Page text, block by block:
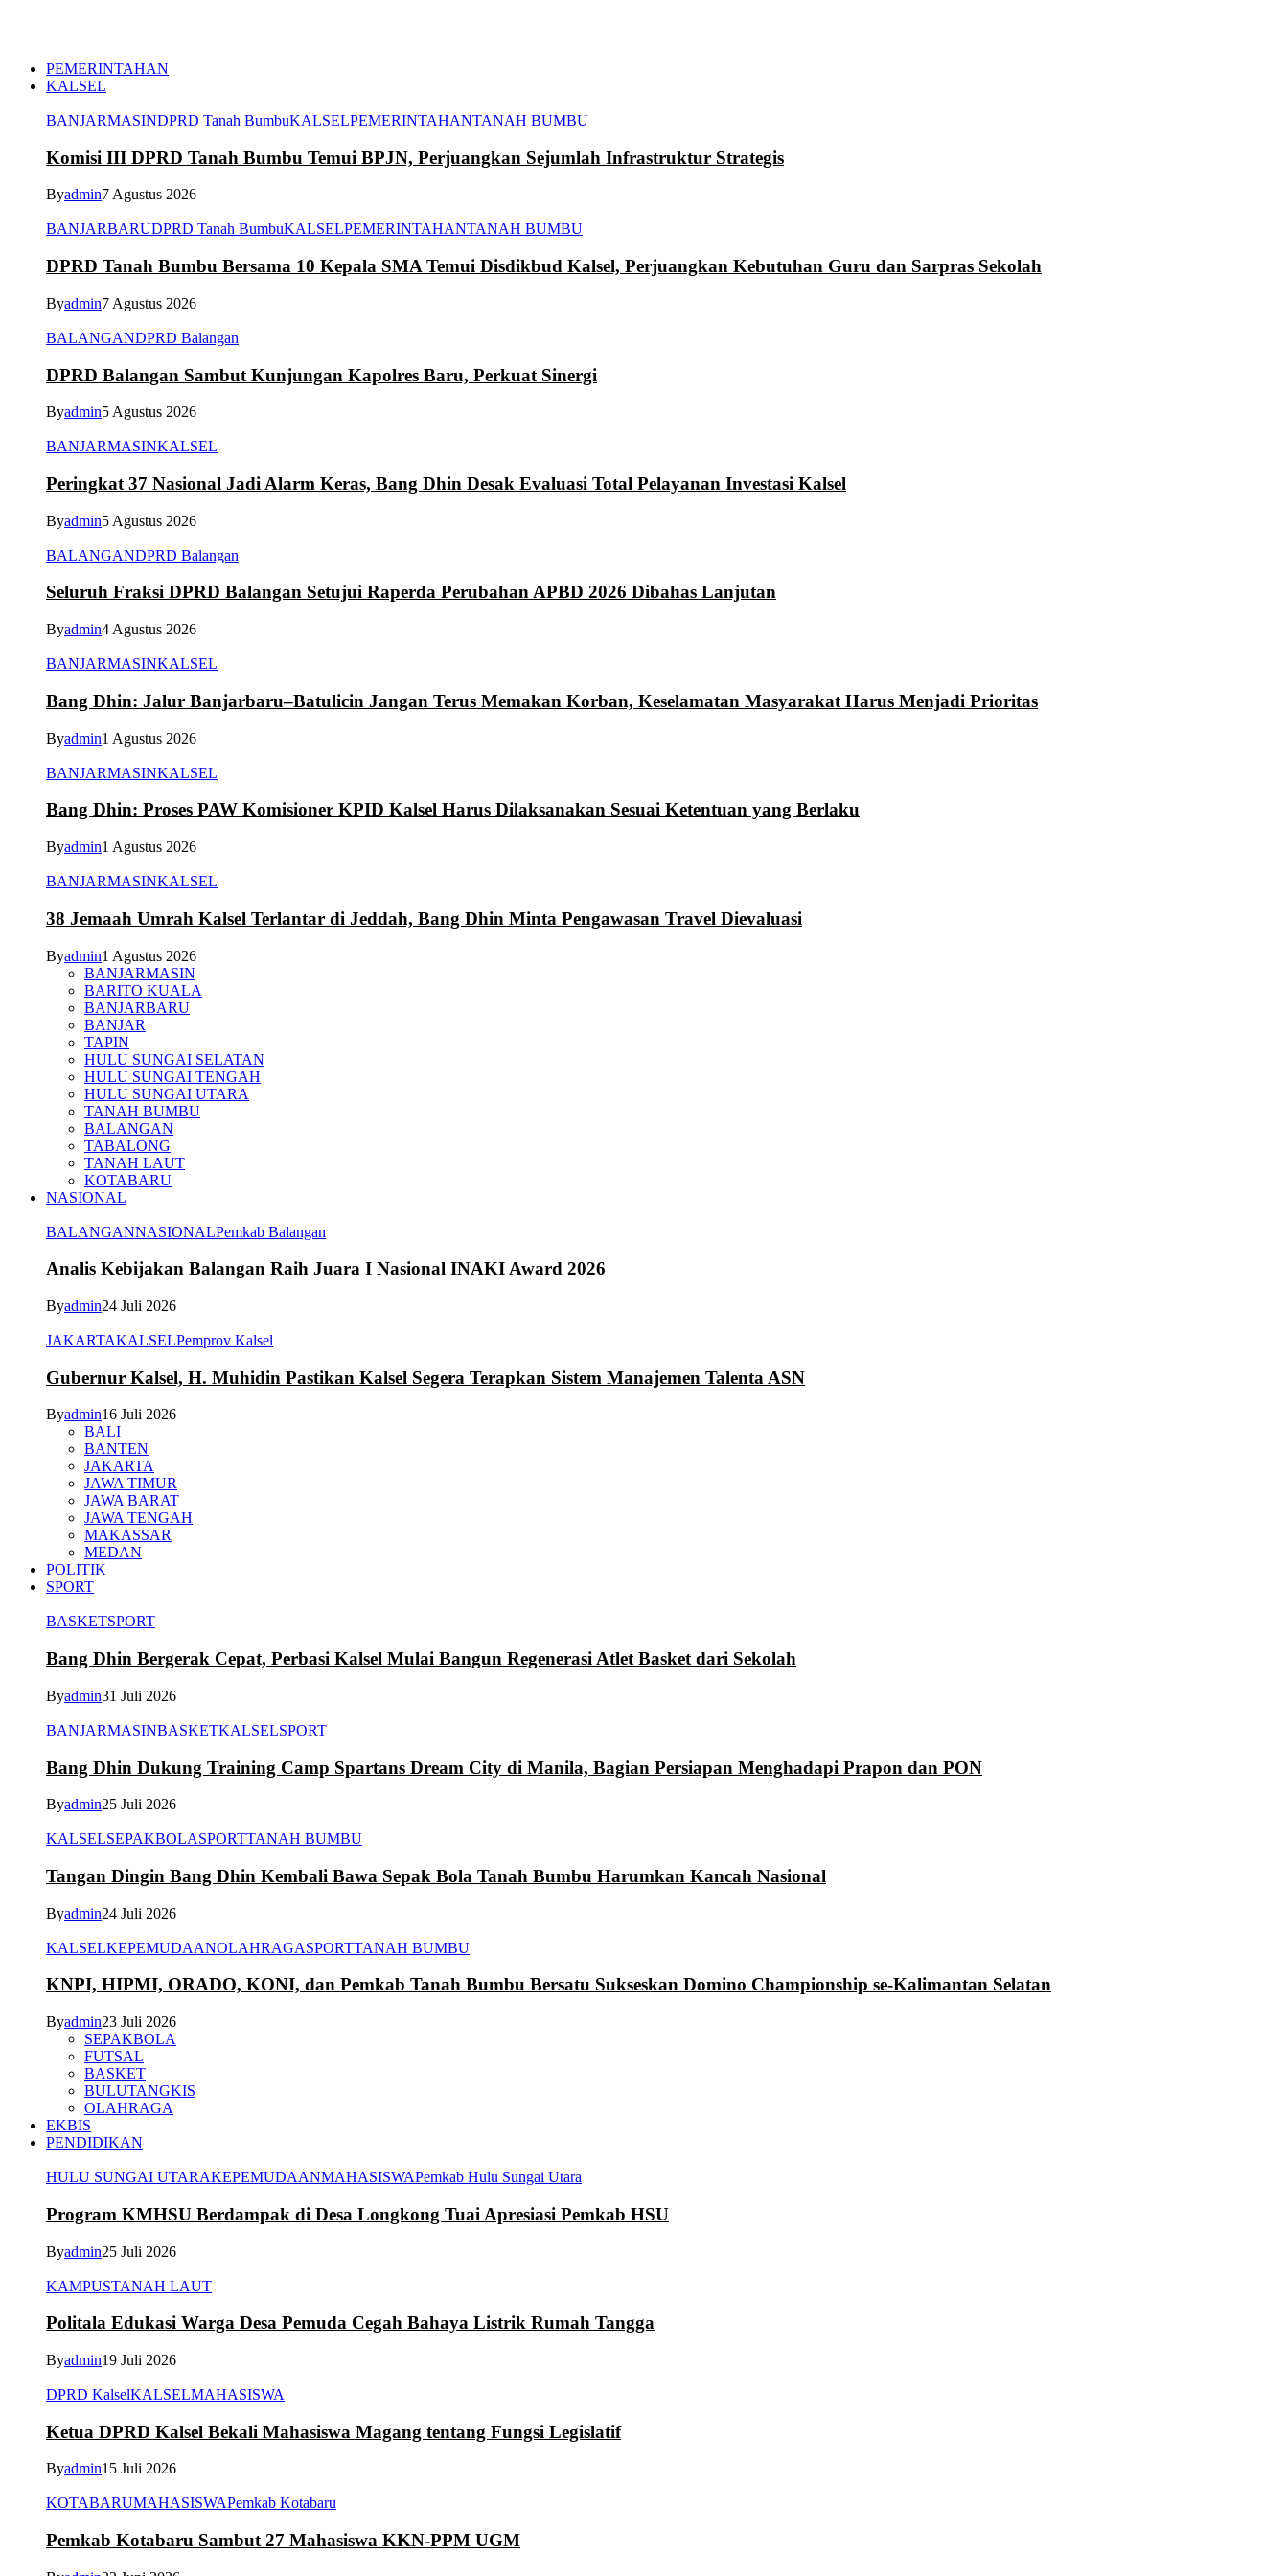
PEMERINTAHAN
KALSEL
BANJARMASINDPRD Tanah BumbuKALSELPEMERINTAHANTANAH BUMBU
Komisi III DPRD Tanah Bumbu Temui BPJN, Perjuangkan Sejumlah Infrastruktur Strategis
Byadmin7 Agustus 2026
BANJARBARUDPRD Tanah BumbuKALSELPEMERINTAHANTANAH BUMBU
DPRD Tanah Bumbu Bersama 10 Kepala SMA Temui Disdikbud Kalsel, Perjuangkan Kebutuhan Guru dan Sarpras Sekolah
Byadmin7 Agustus 2026
BALANGANDPRD Balangan
DPRD Balangan Sambut Kunjungan Kapolres Baru, Perkuat Sinergi
Byadmin5 Agustus 2026
BANJARMASINKALSEL
Peringkat 37 Nasional Jadi Alarm Keras, Bang Dhin Desak Evaluasi Total Pelayanan Investasi Kalsel
Byadmin5 Agustus 2026
BALANGANDPRD Balangan
Seluruh Fraksi DPRD Balangan Setujui Raperda Perubahan APBD 2026 Dibahas Lanjutan
Byadmin4 Agustus 2026
BANJARMASINKALSEL
Bang Dhin: Jalur Banjarbaru–Batulicin Jangan Terus Memakan Korban, Keselamatan Masyarakat Harus Menjadi Prioritas
Byadmin1 Agustus 2026
BANJARMASINKALSEL
Bang Dhin: Proses PAW Komisioner KPID Kalsel Harus Dilaksanakan Sesuai Ketentuan yang Berlaku
Byadmin1 Agustus 2026
BANJARMASINKALSEL
38 Jemaah Umrah Kalsel Terlantar di Jeddah, Bang Dhin Minta Pengawasan Travel Dievaluasi
Byadmin1 Agustus 2026
BANJARMASIN
BARITO KUALA
BANJARBARU
BANJAR
TAPIN
HULU SUNGAI SELATAN
HULU SUNGAI TENGAH
HULU SUNGAI UTARA
TANAH BUMBU
BALANGAN
TABALONG
TANAH LAUT
KOTABARU
NASIONAL
BALANGANNASIONALPemkab Balangan
Analis Kebijakan Balangan Raih Juara I Nasional INAKI Award 2026
Byadmin24 Juli 2026
JAKARTAKALSELPemprov Kalsel
Gubernur Kalsel, H. Muhidin Pastikan Kalsel Segera Terapkan Sistem Manajemen Talenta ASN
Byadmin16 Juli 2026
BALI
BANTEN
JAKARTA
JAWA TIMUR
JAWA BARAT
JAWA TENGAH
MAKASSAR
MEDAN
POLITIK
SPORT
BASKETSPORT
Bang Dhin Bergerak Cepat, Perbasi Kalsel Mulai Bangun Regenerasi Atlet Basket dari Sekolah
Byadmin31 Juli 2026
BANJARMASINBASKETKALSELSPORT
Bang Dhin Dukung Training Camp Spartans Dream City di Manila, Bagian Persiapan Menghadapi Prapon dan PON
Byadmin25 Juli 2026
KALSELSEPAKBOLASPORTTANAH BUMBU
Tangan Dingin Bang Dhin Kembali Bawa Sepak Bola Tanah Bumbu Harumkan Kancah Nasional
Byadmin24 Juli 2026
KALSELKEPEMUDAANOLAHRAGASPORTTANAH BUMBU
KNPI, HIPMI, ORADO, KONI, dan Pemkab Tanah Bumbu Bersatu Sukseskan Domino Championship se-Kalimantan Selatan
Byadmin23 Juli 2026
SEPAKBOLA
FUTSAL
BASKET
BULUTANGKIS
OLAHRAGA
EKBIS
PENDIDIKAN
HULU SUNGAI UTARAKEPEMUDAANMAHASISWAPemkab Hulu Sungai Utara
Program KMHSU Berdampak di Desa Longkong Tuai Apresiasi Pemkab HSU
Byadmin25 Juli 2026
KAMPUSTANAH LAUT
Politala Edukasi Warga Desa Pemuda Cegah Bahaya Listrik Rumah Tangga
Byadmin19 Juli 2026
DPRD KalselKALSELMAHASISWA
Ketua DPRD Kalsel Bekali Mahasiswa Magang tentang Fungsi Legislatif
Byadmin15 Juli 2026
KOTABARUMAHASISWAPemkab Kotabaru
Pemkab Kotabaru Sambut 27 Mahasiswa KKN-PPM UGM